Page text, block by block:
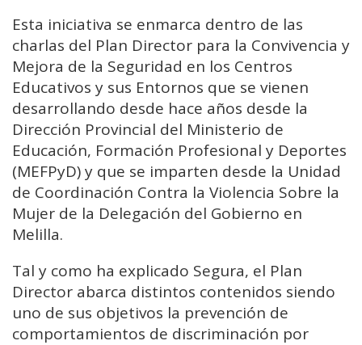
Esta iniciativa se enmarca dentro de las
charlas del Plan Director para la Convivencia y
Mejora de la Seguridad en los Centros
Educativos y sus Entornos que se vienen
desarrollando desde hace años desde la
Dirección Provincial del Ministerio de
Educación, Formación Profesional y Deportes
(MEFPyD) y que se imparten desde la Unidad
de Coordinación Contra la Violencia Sobre la
Mujer de la Delegación del Gobierno en
Melilla.
Tal y como ha explicado Segura, el Plan
Director abarca distintos contenidos siendo
uno de sus objetivos la prevención de
comportamientos de discriminación por